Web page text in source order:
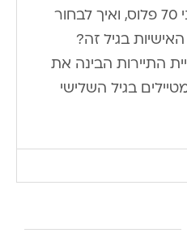
– איזה טיול מתאים לבני 70 פלוס, ואיך לבחור
בגיל זה?
התיירות הבינה את
בגיל השלישי